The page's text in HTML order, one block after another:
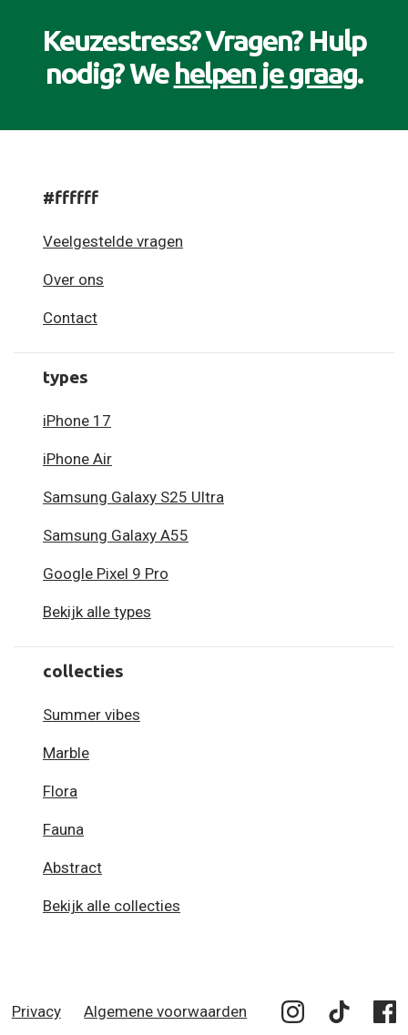
Keuzestress? Vragen? Hulp
nodig? Wehelpen je graag.
#ffffff
Veelgestelde vragen
Over ons
Contact
types
iPhone 17
iPhone Air
Samsung Galaxy S25 Ultra
Samsung Galaxy A55
Google Pixel 9 Pro
Bekijk alle types
collecties
Summer vibes
Marble
Flora
Fauna
Abstract
Bekijk alle collecties
Privacy Algemene voorwaarden